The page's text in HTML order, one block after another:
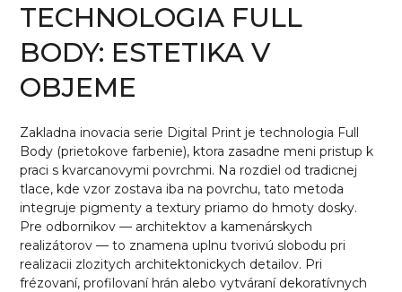
TECHNOLOGIA FULL
BODY: ESTETIKA V
OBJEME
Zakladna inovacia serie Digital Print je technologia Full
Body (prietokove farbenie), ktora zasadne meni pristup k
praci s kvarcanovymi povrchmi. Na rozdiel od tradicnej
tlace, kde vzor zostava iba na povrchu, tato metoda
integruje pigmenty a textury priamo do hmoty dosky.
Pre odbornikov — architektov a kamenárskych
realizátorov — to znamena uplnu tvorivú slobodu pri
realizacii zlozitych architektonickych detailov. Pri
frézovaní, profilovaní hrán alebo vytváraní dekoratívnych